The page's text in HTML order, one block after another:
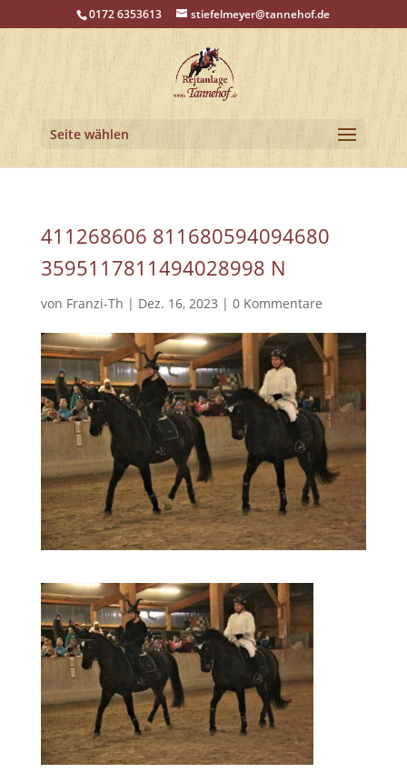
0172 6353613 stiefelmeyer@tannehof.de
Seite wählen
411268606 811680594094680
3595117811494028998 N
von Franzi-Th | Dez. 16, 2023 | 0 Kommentare